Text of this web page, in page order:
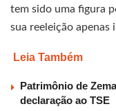
tem sido uma figura
sua reeleição apenas
Leia Também
Patrimônio de
declaração ao TSE